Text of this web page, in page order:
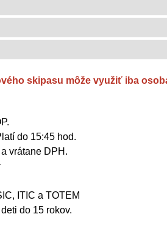
skipasu môže využiť iba
do 15:45 hod.
vrátane DPH.
ITIC a TOTEM
do 15 rokov.